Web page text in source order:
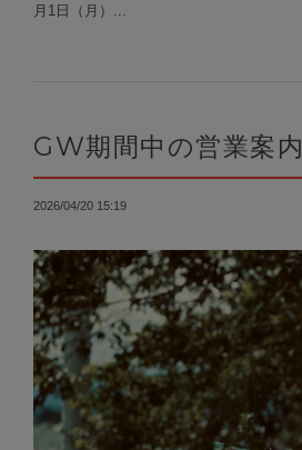
月1日（月）...
GW期間中の営業案内
2026/04/20 15:19